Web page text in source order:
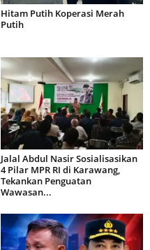
Hitam Putih Koperasi Merah
Putih
Jalal Abdul Nasir Sosialisasikan
4 Pilar MPR RI di Karawang,
Tekankan Penguatan
Wawasan...